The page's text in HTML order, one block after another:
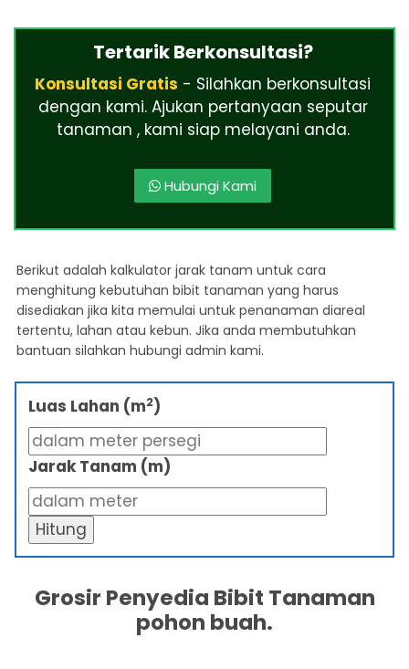
Tertarik Berkonsultasi?
Konsultasi Gratis - Silahkan berkonsultasi
dengan kami. Ajukan pertanyaan seputar
tanaman , kami siap melayani anda.
Hubungi Kami
Berikut adalah kalkulator jarak tanam untuk cara
menghitung kebutuhan bibit tanaman yang harus
disediakan jika kita memulai untuk penanaman diareal
tertentu, lahan atau kebun. Jika anda membutuhkan
bantuan silahkan hubungi admin kami.
Luas Lahan (m2)
Jarak Tanam (m)
Hitung
Grosir Penyedia Bibit Tanaman
pohon buah.